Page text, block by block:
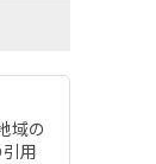
域の
用